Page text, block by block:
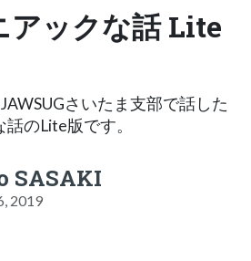
ックな話 Lite
さいたま支部で話した
のLite版です。
SASAKI
2019